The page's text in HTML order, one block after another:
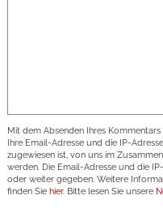
Mit dem Absenden Ihres
Ihre Email-Adresse und die IP-
zugewiesen ist, von uns im
werden. Die Email-Adresse und die
oder weiter gegeben. Weitere
finden Sie hier. Bitte lesen Sie unsere